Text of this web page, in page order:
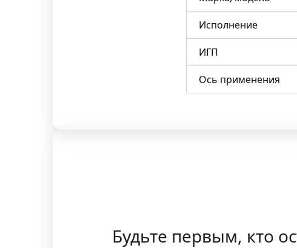
Исполнение
ИГП
Ось применения
Будьте первым, кто